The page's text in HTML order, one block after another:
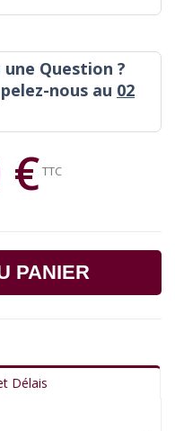
Question ?
nous au 02
€TTC
PANIER
Délais